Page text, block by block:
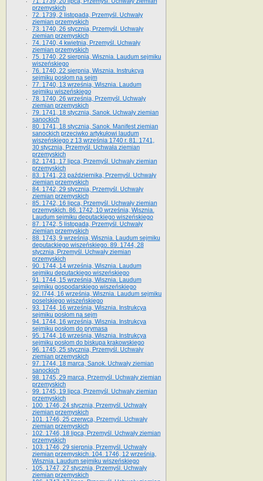
przemyskich
72. 1739, 2 listopada, Przemyśl. Uchwały
ziemian przemyskich
73. 1740, 26 stycznia, Przemyśl. Uchwały
ziemian przemyskich
74. 1740, 4 kwietnia, Przemyśl. Uchwały
ziemian przemyskich
75. 1740, 22 sierpnia, Wisznia. Laudum sejmiku
wiszeńskiego
76. 1740, 22 sierpnia, Wisznia. Instrukcya
sejmiku posłom na sejm
77. 1740, 13 września, Wisznia. Laudum
sejmiku wiszeńskiego
78. 1740, 26 września, Przemyśl. Uchwały
ziemian przemyskich
79. 1741, 18 stycznia, Sanok. Uchwały ziemian
sanockich
80. 1741, 18 stycznia, Sanok. Manifest ziemian
sanockich przeciwko artykułowi laudum
wiszeńskiego z 13 wrze­śnia 1740 r. 81. 1741,
30 stycznia, Przemyśl. Uchwała ziemian
przemyskich
82. 1741, 17 lipca, Przemyśl. Uchwały ziemian
przemyskich
83. 1741, 23 października, Przemyśl. Uchwały
ziemian przemyskich
84. 1742, 29 stycznia, Przemyśl. Uchwały
ziemian przemyskich
85. 1742, 16 lipca, Przemyśl. Uchwały ziemian
przemyskich. 86. 1742, 10 września, Wisznia.
Laudum sejmiku deputackiego wiszeńskiego
87. 1742, 5 listopada, Przemyśl. Uchwały
ziemian przemyskich
88. 1743, 9 września, Wisznia. Laudum sejmiku
deputackiego wiszeńskiego. 89. 1744, 28
stycznia, Przemyśl. Uchwały ziemian
przemyskich
90. 1744, 14 września, Wisznia. Laudum
sejmiku deputackiego wiszeńskiego
91. 1744, 15 września, Wisznia. Laudum
sejmiku gospodarskiego wiszeńskiego
92. l744, 16 września, Wisznia. Laudum sejmiku
poselskiego wiszeńskiego
93. 1744, 16 września, Wisznia. Instrukcya
sejmiku posłom na sejm
94. 1744, 16 września, Wisznia. Instrukcya
sejmiku posłom do prymasa
95. 1744, 16 września, Wisznia. Instrukcya
sejmiku posłom do biskupa krakowskiego
96. 1745, 25 stycznia, Przemyśl. Uchwały
ziemian przemyskich
97. 1744, 18 marca, Sanok. Uchwały ziemian
sanockich
98. 1745, 29 marca, Przemyśl. Uchwały ziemian
przemyskich
99. 1745, 19 lipca, Przemyśl. Uchwały ziemian
przemyskich
100. 1746, 24 stycznia, Przemyśl. Uchwały
ziemian przemyskich
101. 1746, 25 czerwca, Przemyśl. Uchwały
ziemian przemyskich
102. 1746, 18 lipca, Przemyśl. Uchwały ziemian
przemyskich
103. 1746, 29 sierpnia, Przemyśl. Uchwały
ziemian przemyskich. 104. 1746, 12 września,
Wisznia. Laudum sejmiku wiszeńskiego
105. 1747, 27 stycznia, Przemyśl. Uchwały
ziemian przemyskich